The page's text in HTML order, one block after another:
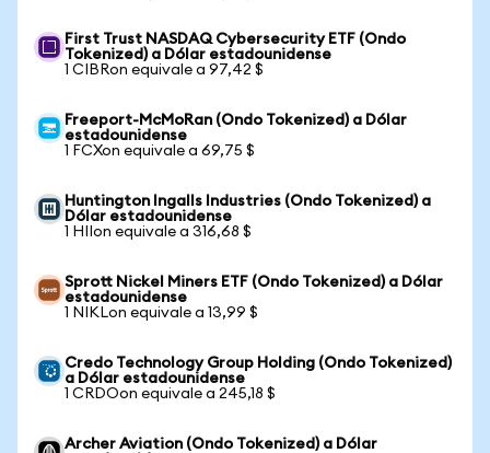
First Trust NASDAQ Cybersecurity ETF (Ondo
Tokenized) a Dólar estadounidense
1 CIBRon equivale a 97,42 $
Freeport-McMoRan (Ondo Tokenized) a Dólar
estadounidense
1 FCXon equivale a 69,75 $
Huntington Ingalls Industries (Ondo Tokenized) a
Dólar estadounidense
1 HIIon equivale a 316,68 $
Sprott Nickel Miners ETF (Ondo Tokenized) a Dólar
estadounidense
1 NIKLon equivale a 13,99 $
Credo Technology Group Holding (Ondo Tokenized)
a Dólar estadounidense
1 CRDOon equivale a 245,18 $
Archer Aviation (Ondo Tokenized) a Dólar